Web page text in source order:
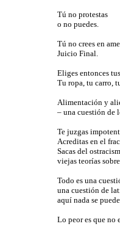
Tú no protestas
o no puedes.
Tú no crees en
Juicio Final.
Eliges entonces
Tu ropa, tu carro,
Alimentación y
– una cuestión de
Te juzgas
Acreditas en el
Sacas del
viejas teorías
Todo es una
una cuestión de
aquí nada se
Lo peor es que no